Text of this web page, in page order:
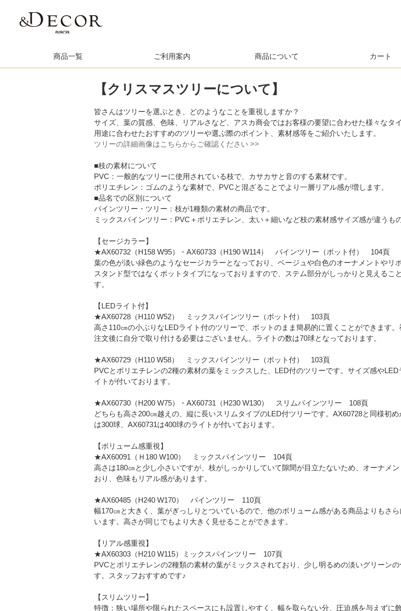
商品一覧 ご利用案内 商品について カート
【クリスマスツリーについて】
皆さんはツリーを選ぶとき、どのようなことを重視しますか？
サイズ、葉の質感、色味、リアルさなど、アスカ商会ではお客様の要望に合わせた様々なタ
用途に合わせたおすすめのツリーや選ぶ際のポイント、素材感等をご紹介いたします。
ツリーの詳細画像はこちらからご確認ください >>
■枝の素材について
PVC：一般的なツリーに使用されている枝で、カサカサと音のする素材です。
ポリエチレン：ゴムのような素材で、PVCと混ざることでより一層リアル感が増します。
■品名での区別について
パインツリー・ツリー：枝が1種類の素材の商品です。
ミックスパインツリー：PVC＋ポリエチレン、太い＋細いなど枝の素材感サイズ感が違うも
【セージカラー】
★AX60732（H158 W95）・AX60733（H190 W114） パインツリー（ポット付） 104頁
葉の色が淡い緑色のようなセージカラーとなっており、ベージュや白色のオーナメントやリ
スタンド型ではなくポットタイプになっておりますので、ステム部分がしっかりと見えるこ
す。
【LEDライト付】
★AX60728（H110 W52） ミックスパインツリー（ポット付） 103頁
高さ110㎝の小ぶりなLEDライト付のツリーで、ポットのまま簡易的に置くことができます
注文後に自分で取り付ける必要はございません。ライトの数は70球となっております。
★AX60729（H110 W58） ミックスパインツリー（ポット付） 103頁
PVCとポリエチレンの2種の素材の葉をミックスした、LED付のツリーです。サイズ感や
イトが付いております。
★AX60730（H200 W75）・AX60731（H230 W130） スリムパインツリー 108頁
どちらも高さ200㎝越えの、縦に長いスリムタイプのLED付ツリーです。AX60728と同様初
は300球、AX60731は400球のライトが付いております。
【ボリューム感重視】
★AX60091（Ｈ180 W100） ミックスパインツリー 104頁
高さは180㎝と少し小さいですが、枝がしっかりしていて隙間が目立たないため、オーナメ
おり、色味もリアル感があります。
★AX60485（H240 W170） パインツリー 110頁
幅170㎝と大きく、葉がぎっしりとついているので、他のボリューム感がある商品よりもさ
います。高さが同じでもより大きく見せることができます。
【リアル感重視】
★AX60303（H210 W115）ミックスパインツリー 107頁
PVCとポリエチレンの2種類の素材の葉がミックスされており、少し明るめの淡いグリーン
す。スタッフおすすめです♪
【スリムツリー】
特徴：狭い場所や限られたスペースにも設置しやすく、幅を取らない分、圧迫感を与えずに